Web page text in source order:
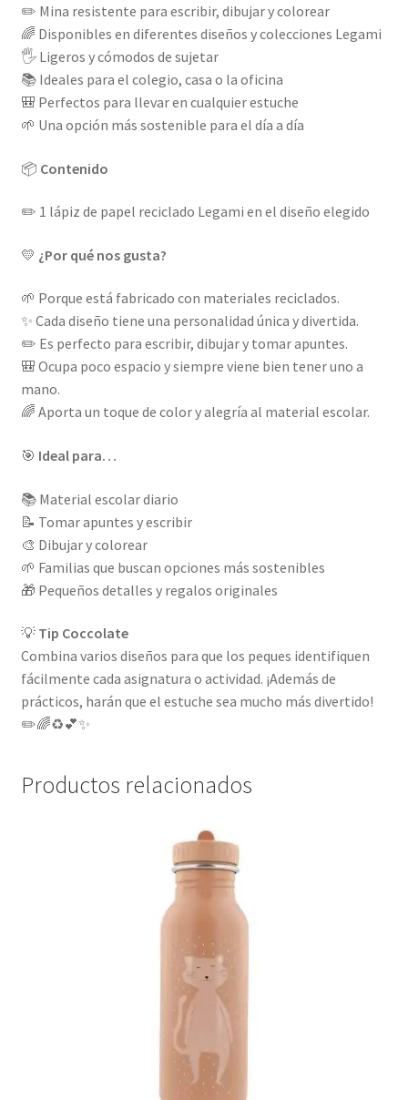
✏️ Mina resistente para escribir, dibujar y colorear
🌈 Disponibles en diferentes diseños y colecciones Legami
🖐️ Ligeros y cómodos de sujetar
📚 Ideales para el colegio, casa o la oficina
🎒 Perfectos para llevar en cualquier estuche
🌱 Una opción más sostenible para el día a día
📦 Contenido
✏️ 1 lápiz de papel reciclado Legami en el diseño elegido
💛 ¿Por qué nos gusta?
🌱 Porque está fabricado con materiales reciclados.
✨ Cada diseño tiene una personalidad única y divertida.
✏️ Es perfecto para escribir, dibujar y tomar apuntes.
🎒 Ocupa poco espacio y siempre viene bien tener uno a
mano.
🌈 Aporta un toque de color y alegría al material escolar.
🎯 Ideal para…
📚 Material escolar diario
📝 Tomar apuntes y escribir
🎨 Dibujar y colorear
🌱 Familias que buscan opciones más sostenibles
🎁 Pequeños detalles y regalos originales
💡 Tip Coccolate
Combina varios diseños para que los peques identifiquen
fácilmente cada asignatura o actividad. ¡Además de
prácticos, harán que el estuche sea mucho más divertido!
✏️🌈♻️💕✨
Productos relacionados